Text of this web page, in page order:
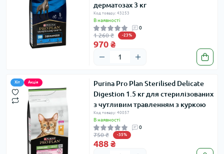
дерматозах 3 кг
Код товару: 43253
В наявності
0
1 260 ₴ -23%
970 ₴
Хіт Акція
Purina Pro Plan Sterilised Delicate
Digestion 1.5 кг для стерилізованих
з чутливим травленням з куркою
Код товару: 40057
В наявності
0
750 ₴ -35%
488 ₴